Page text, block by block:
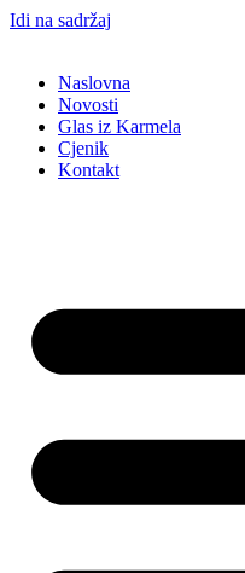
Idi na sadržaj
Naslovna
Novosti
Glas iz Karmela
Cjenik
Kontakt